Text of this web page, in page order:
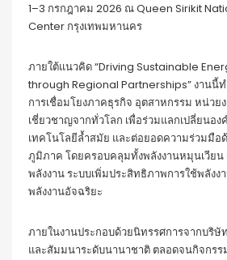
1–3 กรกฎาคม 2026 ณ Queen Sirikit
Center กรุงเทพมหานคร
ภายใต้แนวคิด “Driving Sustainable
through Regional Partnerships” งานนี้
การเชื่อมโยงภาคธุรกิจ อุตสาหกรรม หน่วย
เชี่ยวชาญจากทั่วโลก เพื่อร่วมแลกเปลี่ยนอง
เทคโนโลยีล้ำสมัย และต่อยอดความร่วมมือ
ภูมิภาค โดยครอบคลุมทั้งพลังงานหมุนเวียน
พลังงาน ระบบเพิ่มประสิทธิภาพการใช้พลัง
พลังงานอัจฉริยะ
ภายในงานประกอบด้วยนิทรรศการจากบริษั
และสัมมนาระดับนานาชาติ ตลอดจนกิจกร